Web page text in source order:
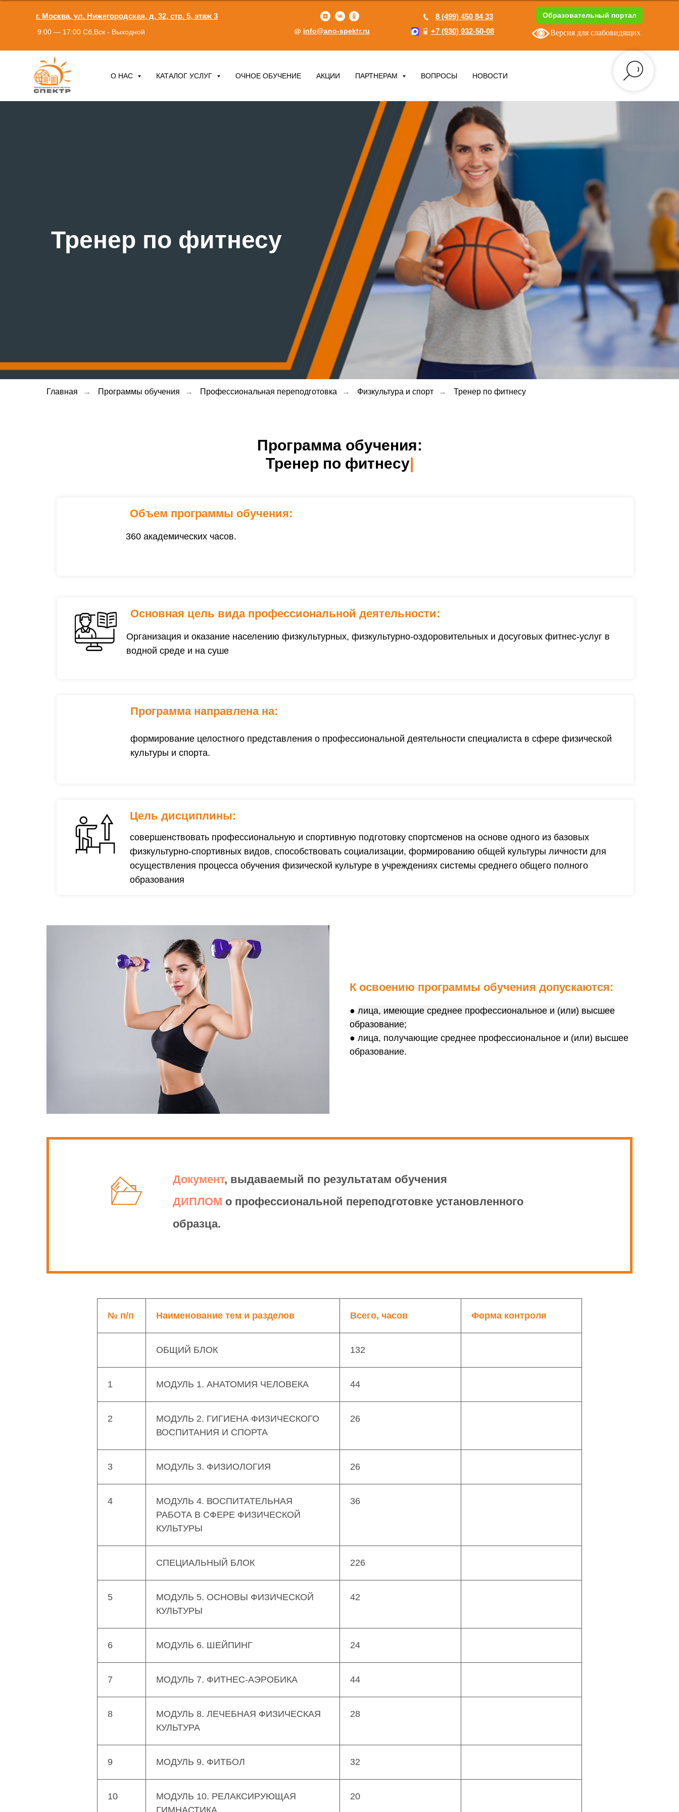
Образовательный портал
г. Москва, ул. Нижегородская, д. 32, стр. 5, этаж 3
+7 (930) 932-50-08
8 (499) 450 84 33
info@ano-spektr.ru
9:00 — 17:00 Сб,Вск - Выходной Версия для слабовидящих
О НАС КАТАЛОГ УСЛУГ ОЧНОЕ ОБУЧЕНИЕ АКЦИИ ПАРТНЕРАМ ВОПРОСЫ НОВОСТИ
Тренер по фитнесу
Главная → Программы обучения → Профессиональная переподготовка → Физкультура и спорт → Тренер по фитнесу
Программа обучения:
Тренер по фитнесу|
совершенствовать профессиональную и спортивную подготовку спортсменов на основе одного из базовых
физкультурно-спортивных видов, способствовать социализации, формированию общей культуры личности для
осуществления процесса обучения физической культуре в учреждениях системы среднего общего полного
образования
Программа направлена на:
360 академических часов.
Объем программы обучения:
Организация и оказание населению физкультурных, физкультурно-оздоровительных и досуговых фитнес-услуг в
водной среде и на суше
Основная цель вида профессиональной деятельности:
формирование целостного представле­ния о профессиональной деятельности специалиста в сфере фи­зической
культуры и спорта.
Цель дисциплины:
К освоению программы обучения допускаются:
● лица, имеющие среднее профессиональное и (или) высшее
образование;
● лица, получающие среднее профессиональное и (или) высшее
образование.
Документ, выдаваемый по результатам обучения
ДИПЛОМ о профессиональной переподготовке установленного
образца.
№ п/п Наименование тем и разделов Всего, часов Форма контроля
ОБЩИЙ БЛОК 132
1 МОДУЛЬ 1. АНАТОМИЯ ЧЕЛОВЕКА 44
2
МОДУЛЬ 2. ГИГИЕНА ФИЗИЧЕСКОГО
ВОСПИТАНИЯ И СПОРТА
26
3 МОДУЛЬ 3. ФИЗИОЛОГИЯ 26
4
МОДУЛЬ 4. ВОСПИТАТЕЛЬНАЯ
РАБОТА В СФЕРЕ ФИЗИЧЕСКОЙ
КУЛЬТУРЫ
36
СПЕЦИАЛЬНЫЙ БЛОК 226
5
МОДУЛЬ 5. ОСНОВЫ ФИЗИЧЕСКОЙ
КУЛЬТУРЫ
42
6 МОДУЛЬ 6. ШЕЙПИНГ 24
7 МОДУЛЬ 7. ФИТНЕС-АЭРОБИКА 44
8
МОДУЛЬ 8. ЛЕЧЕБНАЯ ФИЗИЧЕСКАЯ
КУЛЬТУРА
28
9 МОДУЛЬ 9. ФИТБОЛ 32
10
МОДУЛЬ 10. РЕЛАКСИРУЮЩАЯ
20